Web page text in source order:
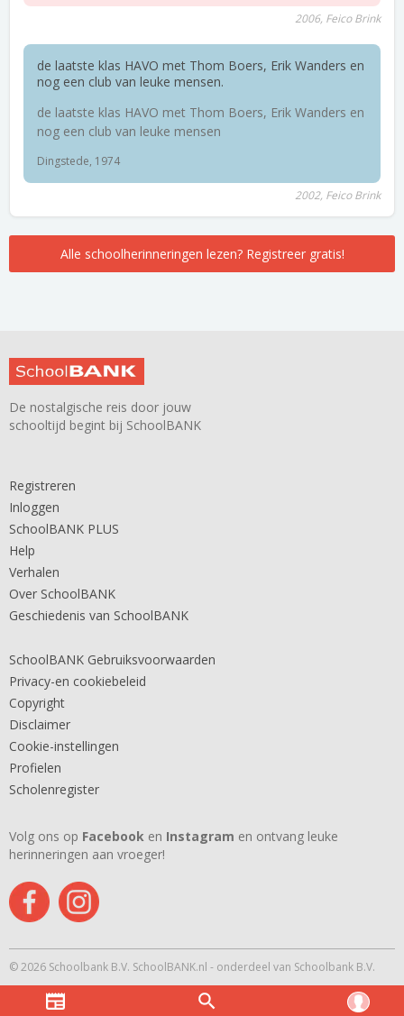
2006, Feico Brink
de laatste klas HAVO met Thom Boers, Erik Wanders en
nog een club van leuke mensen.
de laatste klas HAVO met Thom Boers, Erik Wanders en
nog een club van leuke mensen
Dingstede, 1974
2002, Feico Brink
Alle schoolherinneringen lezen? Registreer gratis!
De nostalgische reis door jouw
schooltijd begint bij SchoolBANK
Registreren
Inloggen
SchoolBANK PLUS
Help
Verhalen
Over SchoolBANK
Geschiedenis van SchoolBANK
SchoolBANK Gebruiksvoorwaarden
Privacy-en cookiebeleid
Copyright
Disclaimer
Cookie-instellingen
Profielen
Scholenregister
Volg ons op Facebook en Instagram en ontvang leuke
herinneringen aan vroeger!
© 2026 Schoolbank B.V. SchoolBANK.nl - onderdeel van Schoolbank B.V.